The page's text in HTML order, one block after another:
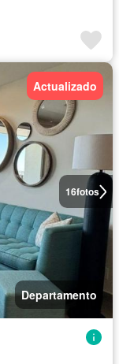
16fotos
Actualizado
Departamento